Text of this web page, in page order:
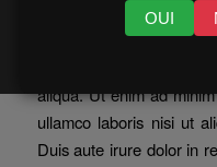
OUI
Lorem ipsum dolor sit
do eiusmod tempor
aliqua. Ut enim ad
ullamco laboris nisi ut
Duis aute irure dolor in